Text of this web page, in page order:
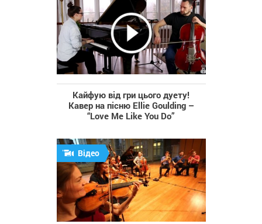
Кайфую від гри цього дуету!
Кавер на пісню Ellie Goulding –
“Love Me Like You Do”
Відео